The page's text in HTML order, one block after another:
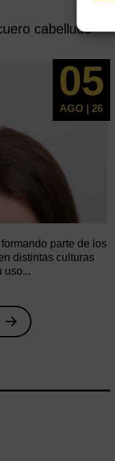
cabelludo
05
AGO | 26
parte de los
distintas culturas
uso...